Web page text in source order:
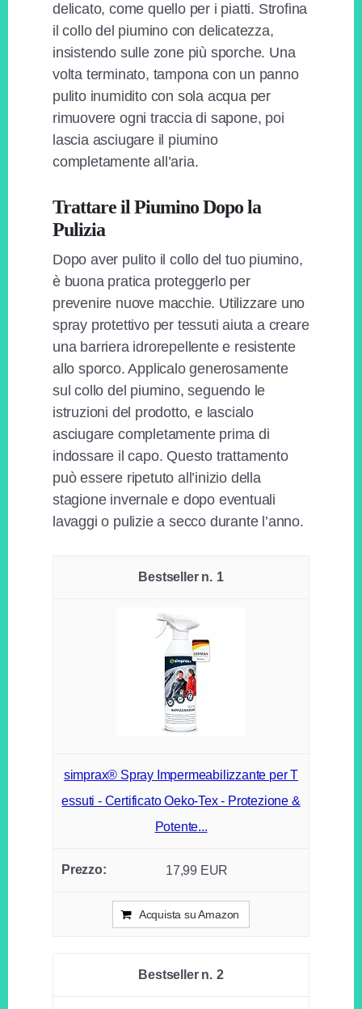
delicato, come quello per i piatti. Strofina
il collo del piumino con delicatezza,
insistendo sulle zone più sporche. Una
volta terminato, tampona con un panno
pulito inumidito con sola acqua per
rimuovere ogni traccia di sapone, poi
lascia asciugare il piumino
completamente all’aria.
Trattare il Piumino Dopo la
Pulizia
Dopo aver pulito il collo del tuo piumino,
è buona pratica proteggerlo per
prevenire nuove macchie. Utilizzare uno
spray protettivo per tessuti aiuta a creare
una barriera idrorepellente e resistente
allo sporco. Applicalo generosamente
sul collo del piumino, seguendo le
istruzioni del prodotto, e lascialo
asciugare completamente prima di
indossare il capo. Questo trattamento
può essere ripetuto all’inizio della
stagione invernale e dopo eventuali
lavaggi o pulizie a secco durante l’anno.
1
simprax® Spray Impermeabilizzante per T
essuti - Certificato Oeko-Tex - Protezione &
Potente...
17,99 EUR
Acquista su Amazon
2